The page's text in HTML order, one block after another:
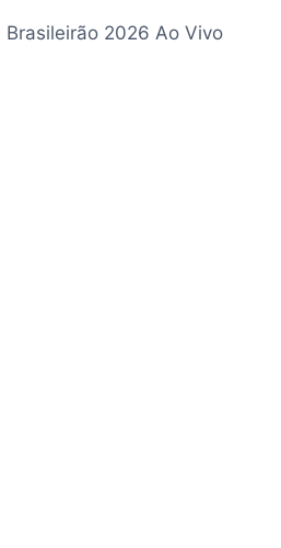
Brasileirão 2026 Ao Vivo